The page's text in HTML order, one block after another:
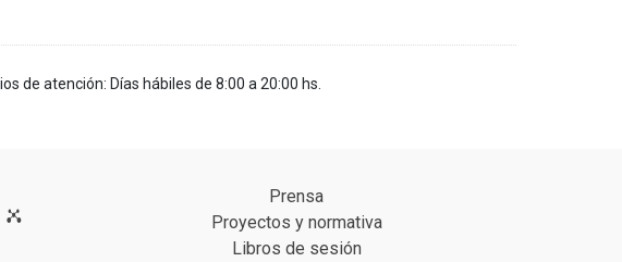
de atención: Días hábiles de 8:00 a 20:00 hs.

Prensa
Proyectos y normativa
Libros de sesión